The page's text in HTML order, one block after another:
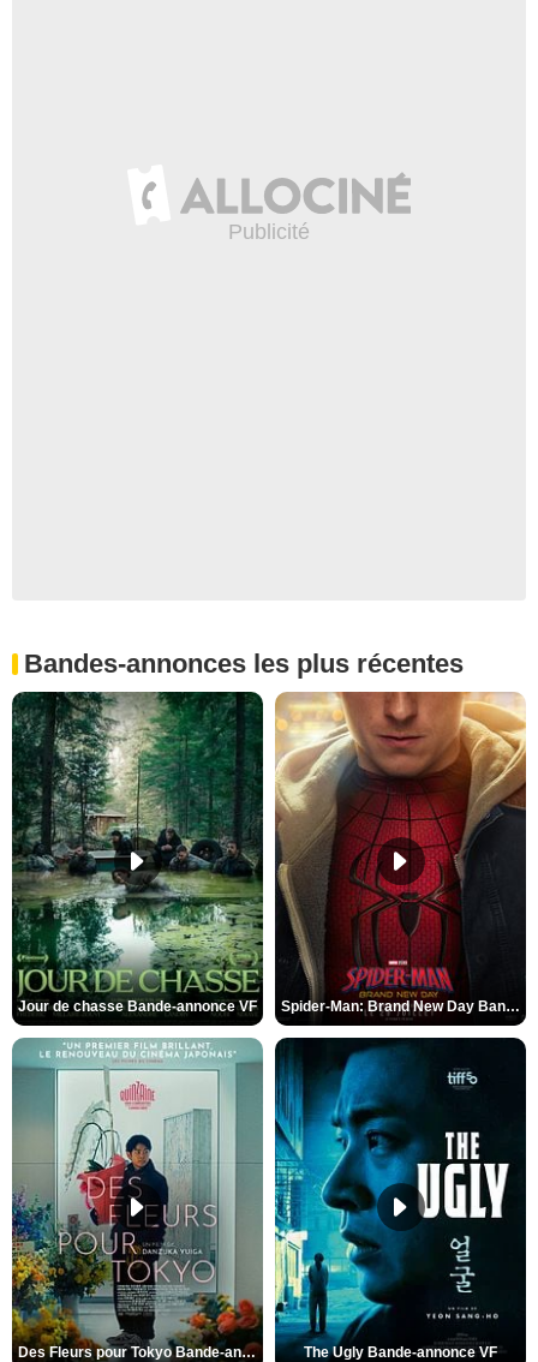
Bandes-annonces les plus récentes
Jour de chasse Bande-annonce VF Spider-Man: Brand New Day Bande-annonce (3) VO STFR
Des Fleurs pour Tokyo Bande-annonce VO STFR The Ugly Bande-annonce VF